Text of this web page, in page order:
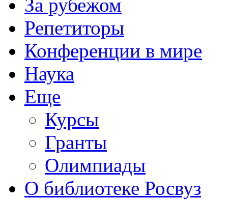
За рубежом
Репетиторы
Конференции в мире
Наука
Еще
Курсы
Гранты
Олимпиады
О библиотеке Росвуз